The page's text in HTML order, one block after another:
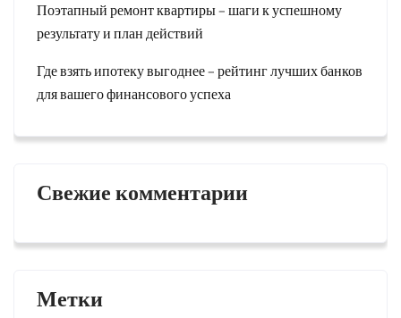
Поэтапный ремонт квартиры – шаги к успешному
результату и план действий
Где взять ипотеку выгоднее – рейтинг лучших банков
для вашего финансового успеха
Свежие комментарии
Метки